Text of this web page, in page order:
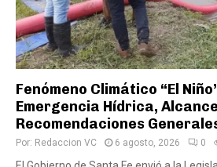
Fenómeno Climático “El
Emergencia Hídrica,
Recomendaciones
Por: Redaccion VC 6 agosto, 2026 0